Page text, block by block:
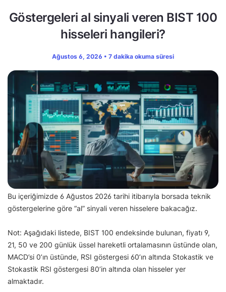
Göstergeleri al sinyali veren BIST 100
hisseleri hangileri?
Ağustos 6, 2026 • 7 dakika okuma süresi
Bu içeriğimizde 6 Ağustos 2026 tarihi itibarıyla borsada teknik
göstergelerine göre “al” sinyali veren hisselere bakacağız.
Not: Aşağıdaki listede, BIST 100 endeksinde bulunan, fiyatı 9,
21, 50 ve 200 günlük üssel hareketli ortalamasının üstünde olan,
MACD’si 0’ın üstünde, RSI göstergesi 60’ın altında Stokastik ve
Stokastik RSI göstergesi 80’in altında olan hisseler yer
almaktadır.